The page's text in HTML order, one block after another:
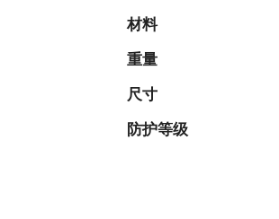
材料
重量
尺寸
防护等级